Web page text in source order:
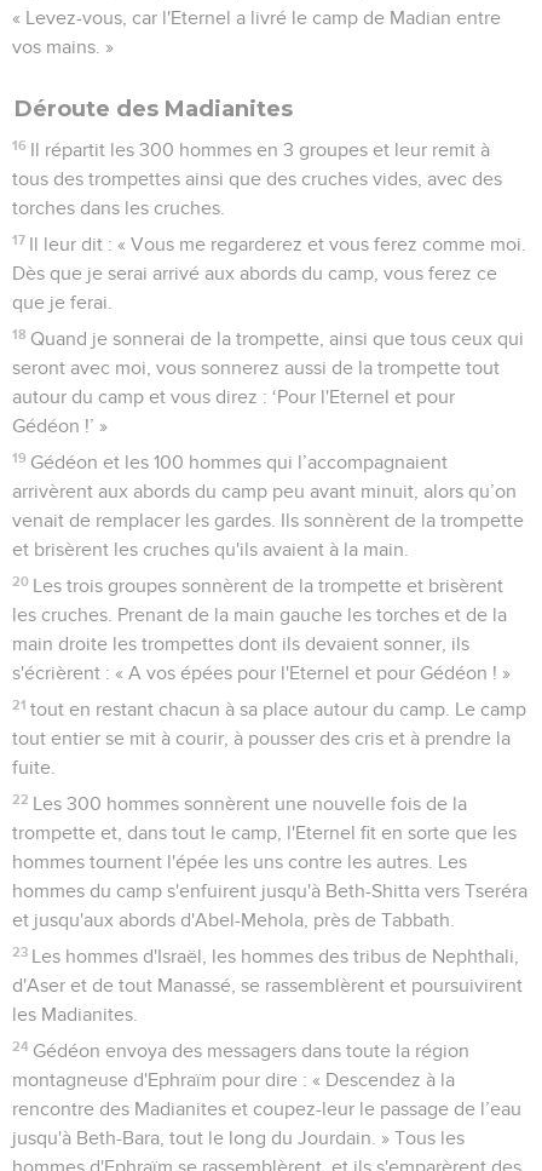
« Levez-vous, car l'Eternel a livré le camp de Madian entre
vos mains. »
Déroute des Madianites
16 Il répartit les 300 hommes en 3 groupes et leur remit à
tous des trompettes ainsi que des cruches vides, avec des
torches dans les cruches.
17 Il leur dit : « Vous me regarderez et vous ferez comme moi.
Dès que je serai arrivé aux abords du camp, vous ferez ce
que je ferai.
18 Quand je sonnerai de la trompette, ainsi que tous ceux qui
seront avec moi, vous sonnerez aussi de la trompette tout
autour du camp et vous direz : ‘Pour l'Eternel et pour
Gédéon !’ »
19 Gédéon et les 100 hommes qui l’accompagnaient
arrivèrent aux abords du camp peu avant minuit, alors qu’on
venait de remplacer les gardes. Ils sonnèrent de la trompette
et brisèrent les cruches qu'ils avaient à la main.
20 Les trois groupes sonnèrent de la trompette et brisèrent
les cruches. Prenant de la main gauche les torches et de la
main droite les trompettes dont ils devaient sonner, ils
s'écrièrent : « A vos épées pour l'Eternel et pour Gédéon ! »
21 tout en restant chacun à sa place autour du camp. Le camp
tout entier se mit à courir, à pousser des cris et à prendre la
fuite.
22 Les 300 hommes sonnèrent une nouvelle fois de la
trompette et, dans tout le camp, l'Eternel fit en sorte que les
hommes tournent l'épée les uns contre les autres. Les
hommes du camp s'enfuirent jusqu'à Beth-Shitta vers Tseréra
et jusqu'aux abords d'Abel-Mehola, près de Tabbath.
23 Les hommes d'Israël, les hommes des tribus de Nephthali,
d'Aser et de tout Manassé, se rassemblèrent et poursuivirent
les Madianites.
24 Gédéon envoya des messagers dans toute la région
montagneuse d'Ephraïm pour dire : « Descendez à la
rencontre des Madianites et coupez-leur le passage de l’eau
jusqu'à Beth-Bara, tout le long du Jourdain. » Tous les
hommes d'Ephraïm se rassemblèrent, et ils s'emparèrent des